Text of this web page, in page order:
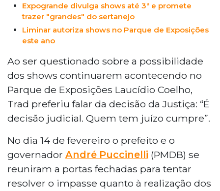
Expogrande divulga shows até 3ª e promete
trazer "grandes" do sertanejo
Liminar autoriza shows no Parque de Exposições
este ano
Ao ser questionado sobre a possibilidade
dos shows continuarem acontecendo no
Parque de Exposições Laucídio Coelho,
Trad preferiu falar da decisão da Justiça: “É
decisão judicial. Quem tem juízo cumpre”.
No dia 14 de fevereiro o prefeito e o
governador André Puccinelli (PMDB) se
reuniram a portas fechadas para tentar
resolver o impasse quanto à realização dos